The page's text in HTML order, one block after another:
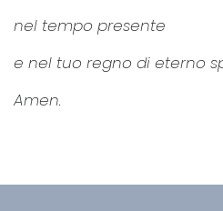
nel tempo presente
e nel tuo regno di eterno
Amen.